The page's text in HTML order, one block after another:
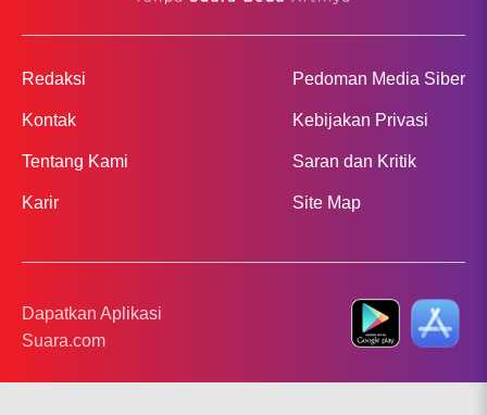
Redaksi
Kontak
Tentang Kami
Karir
Pedoman Media Siber
Kebijakan Privasi
Saran dan Kritik
Site Map
Dapatkan Aplikasi
Suara.com